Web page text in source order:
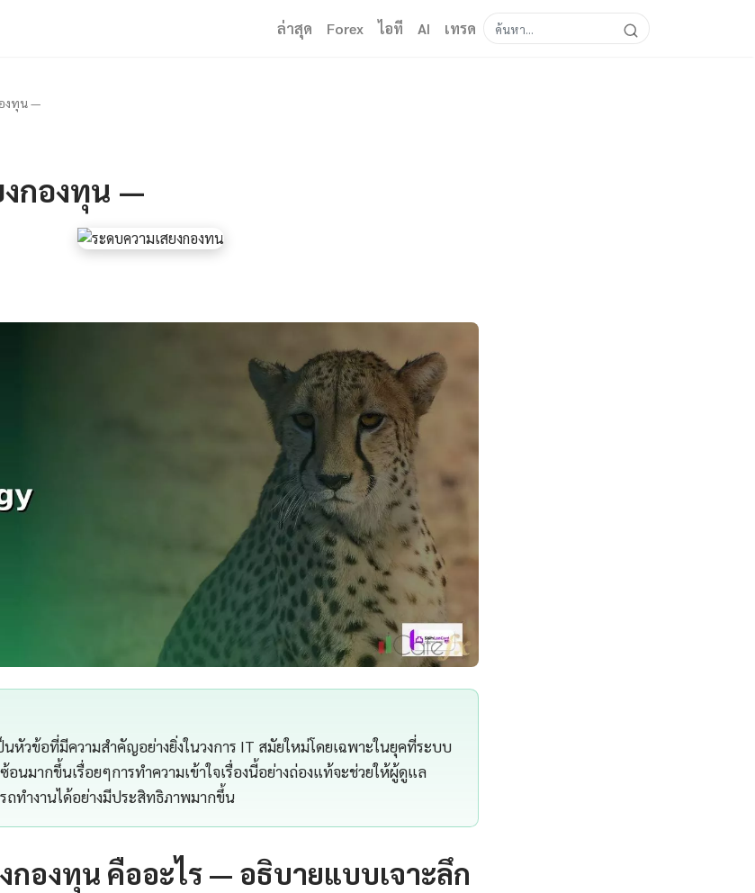
ล่าสุด Forex ไอที AI เทรด
งทุน —
งกองทุน —
นหัวข้อที่มีความสำคัญอย่างยิ่งในวงการ IT สมัยใหม่โดยเฉพาะในยุคที่ระบบ
นมากขึ้นเรื่อยๆการทำความเข้าใจเรื่องนี้อย่างถ่องแท้จะช่วยให้ผู้ดูแล
ทำงานได้อย่างมีประสิทธิภาพมากขึ้น
กองทุน คืออะไร — อธิบายแบบเจาะลึก